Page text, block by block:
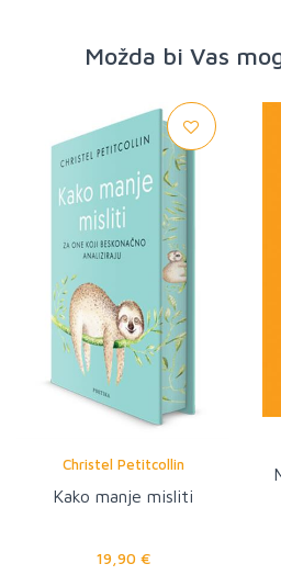
Možda bi Vas
Christel Petitcollin
Kako manje misliti
19,90 €